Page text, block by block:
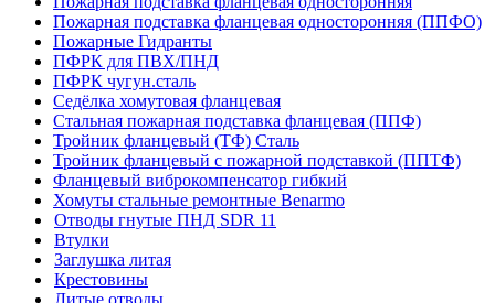
Пожарная подставка фланцевая односторонняя (ППФО)
Пожарные Гидранты
ПФРК для ПВХ/ПНД
ПФРК чугун.сталь
Седёлка хомутовая фланцевая
Стальная пожарная подставка фланцевая (ППФ)
Тройник фланцевый (ТФ) Сталь
Тройник фланцевый с пожарной подставкой (ППТФ)
Фланцевый виброкомпенсатор гибкий
Хомуты стальные ремонтные Benarmo
Отводы гнутые ПНД SDR 11
Втулки
Заглушка литая
Крестовины
Литые отводы